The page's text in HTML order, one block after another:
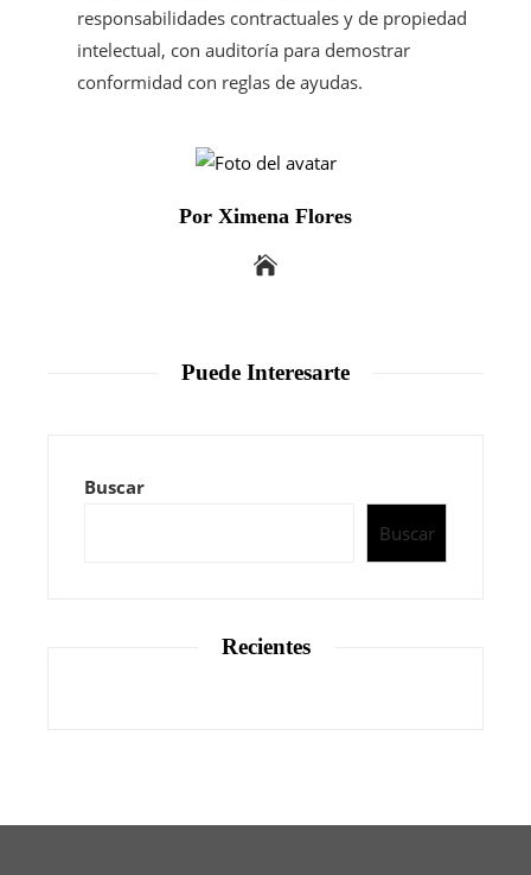
responsabilidades contractuales y de propiedad
intelectual, con auditoría para demostrar
conformidad con reglas de ayudas.
Por Ximena Flores
Puede Interesarte
Buscar
Buscar
Recientes